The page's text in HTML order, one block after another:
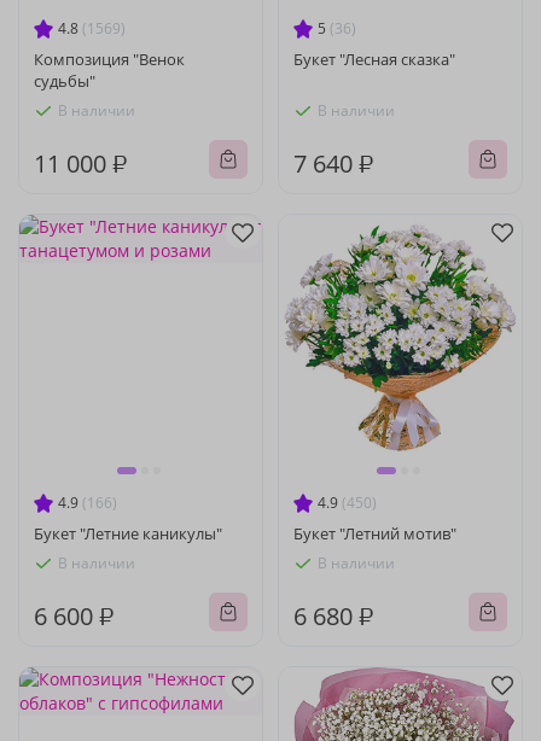
4.8 (1569)
Композиция "Венок
судьбы"
В наличии
11 000 ₽
5 (36)
Букет "Лесная сказка"
В наличии
7 640 ₽
4.9 (166)
Букет "Летние каникулы"
В наличии
6 600 ₽
4.9 (450)
Букет "Летний мотив"
В наличии
6 680 ₽